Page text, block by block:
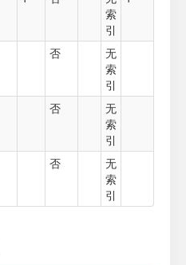
索
引
否
无
索
引
否
无
索
引
否
无
索
引